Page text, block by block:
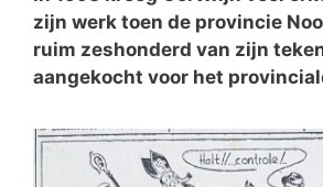
zijn werk toen de provincie
ruim zeshonderd van zijn
aangekocht voor het